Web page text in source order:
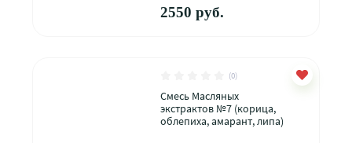
2550 руб.
(0)
Смесь Масляных
экстрактов №7 (корица,
облепиха, амарант, липа)